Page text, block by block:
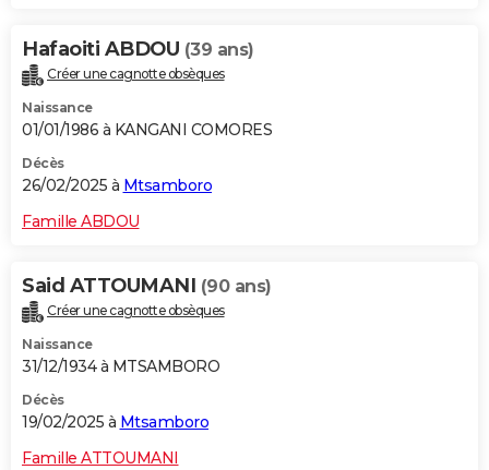
Hafaoiti ABDOU (39 ans)
Créer une cagnotte obsèques
Naissance
01/01/1986 à KANGANI COMORES
Décès
26/02/2025 à Mtsamboro
Famille ABDOU
Said ATTOUMANI (90 ans)
Créer une cagnotte obsèques
Naissance
31/12/1934 à MTSAMBORO
Décès
19/02/2025 à Mtsamboro
Famille ATTOUMANI